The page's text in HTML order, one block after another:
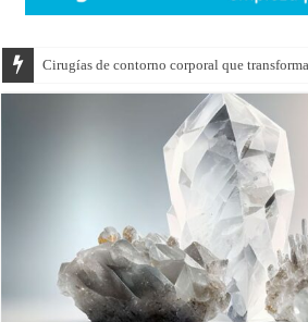
Cirugías de contorno corporal que